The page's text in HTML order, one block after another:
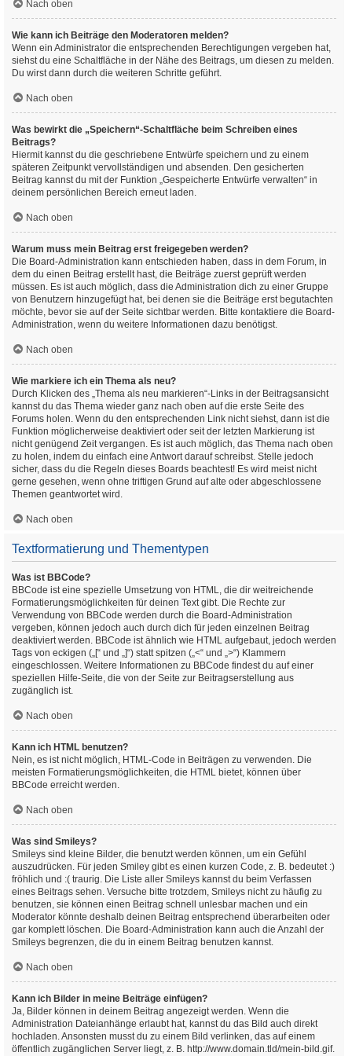
Nach oben
Wie kann ich Beiträge den Moderatoren melden?
Wenn ein Administrator die entsprechenden Berechtigungen vergeben hat,
siehst du eine Schaltfläche in der Nähe des Beitrags, um diesen zu melden.
Du wirst dann durch die weiteren Schritte geführt.
Nach oben
Was bewirkt die „Speichern“-Schaltfläche beim Schreiben eines
Beitrags?
Hiermit kannst du die geschriebene Entwürfe speichern und zu einem
späteren Zeitpunkt vervollständigen und absenden. Den gesicherten
Beitrag kannst du mit der Funktion „Gespeicherte Entwürfe verwalten“ in
deinem persönlichen Bereich erneut laden.
Nach oben
Warum muss mein Beitrag erst freigegeben werden?
Die Board-Administration kann entschieden haben, dass in dem Forum, in
dem du einen Beitrag erstellt hast, die Beiträge zuerst geprüft werden
müssen. Es ist auch möglich, dass die Administration dich zu einer Gruppe
von Benutzern hinzugefügt hat, bei denen sie die Beiträge erst begutachten
möchte, bevor sie auf der Seite sichtbar werden. Bitte kontaktiere die Board-
Administration, wenn du weitere Informationen dazu benötigst.
Nach oben
Wie markiere ich ein Thema als neu?
Durch Klicken des „Thema als neu markieren“-Links in der Beitragsansicht
kannst du das Thema wieder ganz nach oben auf die erste Seite des
Forums holen. Wenn du den entsprechenden Link nicht siehst, dann ist die
Funktion möglicherweise deaktiviert oder seit der letzten Markierung ist
nicht genügend Zeit vergangen. Es ist auch möglich, das Thema nach oben
zu holen, indem du einfach eine Antwort darauf schreibst. Stelle jedoch
sicher, dass du die Regeln dieses Boards beachtest! Es wird meist nicht
gerne gesehen, wenn ohne triftigen Grund auf alte oder abgeschlossene
Themen geantwortet wird.
Nach oben
Textformatierung und Thementypen
Was ist BBCode?
BBCode ist eine spezielle Umsetzung von HTML, die dir weitreichende
Formatierungsmöglichkeiten für deinen Text gibt. Die Rechte zur
Verwendung von BBCode werden durch die Board-Administration
vergeben, können jedoch auch durch dich für jeden einzelnen Beitrag
deaktiviert werden. BBCode ist ähnlich wie HTML aufgebaut, jedoch werden
Tags von eckigen („[“ und „]“) statt spitzen („<“ und „>“) Klammern
eingeschlossen. Weitere Informationen zu BBCode findest du auf einer
speziellen Hilfe-Seite, die von der Seite zur Beitragserstellung aus
zugänglich ist.
Nach oben
Kann ich HTML benutzen?
Nein, es ist nicht möglich, HTML-Code in Beiträgen zu verwenden. Die
meisten Formatierungsmöglichkeiten, die HTML bietet, können über
BBCode erreicht werden.
Nach oben
Was sind Smileys?
Smileys sind kleine Bilder, die benutzt werden können, um ein Gefühl
auszudrücken. Für jeden Smiley gibt es einen kurzen Code, z. B. bedeutet :)
fröhlich und :( traurig. Die Liste aller Smileys kannst du beim Verfassen
eines Beitrags sehen. Versuche bitte trotzdem, Smileys nicht zu häufig zu
benutzen, sie können einen Beitrag schnell unlesbar machen und ein
Moderator könnte deshalb deinen Beitrag entsprechend überarbeiten oder
gar komplett löschen. Die Board-Administration kann auch die Anzahl der
Smileys begrenzen, die du in einem Beitrag benutzen kannst.
Nach oben
Kann ich Bilder in meine Beiträge einfügen?
Ja, Bilder können in deinem Beitrag angezeigt werden. Wenn die
Administration Dateianhänge erlaubt hat, kannst du das Bild auch direkt
hochladen. Ansonsten musst du zu einem Bild verlinken, das auf einem
öffentlich zugänglichen Server liegt, z. B. http://www.domain.tld/mein-bild.gif.